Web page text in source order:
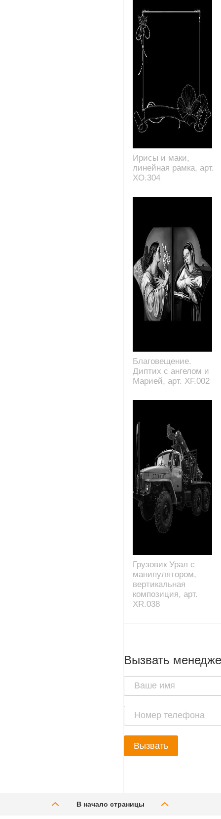
Ирисы и маки,
линейная рамка, арт.
XO.304
Благовещение.
Диптих с ангелом и
Марией, арт. XF.002
Грузовик Урал с
манипулятором,
вертикальная
композиция, арт.
XR.038
Вызвать
Вызвать
В начало страницы